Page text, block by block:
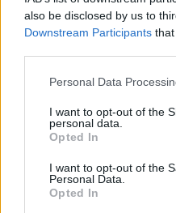
also be disclosed by us to
Downstream Participants
Please note that this
not limited to your visit or
grant or deny consent to
use your data for below
consent section.
Personal Data
I want to opt-out of the
personal data.
Opted In
I want to opt-out of the
Personal Data.
Opted In